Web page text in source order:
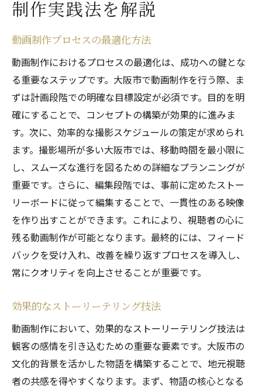
制作実践法を解説
動画制作プロセスの最適化方法
動画制作におけるプロセスの最適化は、成功への鍵とな
る重要なステップです。大阪市で動画制作を行う際、ま
ずは計画段階での明確な目標設定が必須です。目的を明
確にすることで、コンセプトの構築が効果的に進みま
す。次に、効率的な撮影スケジュールの策定が求められ
ます。撮影場所が多い大阪市では、移動時間を最小限に
し、スムーズな進行を図るための詳細なプランニングが
重要です。さらに、編集段階では、事前に定めたストー
リーボードに従って編集することで、一貫性のある映像
を作り出すことができます。これにより、視聴者の心に
残る動画制作が可能となります。最終的には、フィード
バックを受け入れ、改善を繰り返すプロセスを導入し、
常にクオリティを向上させることが重要です。
効果的なストーリーテリング技法
動画制作において、効果的なストーリーテリング技法は
観客の感情を引き込むための重要な要素です。大阪市の
文化的背景を活かした物語を構築することで、地元視聴
者の共感を得やすくなります。まず、物語の核心となる